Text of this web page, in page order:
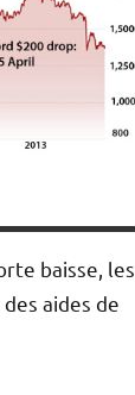
baisse, les
aides de